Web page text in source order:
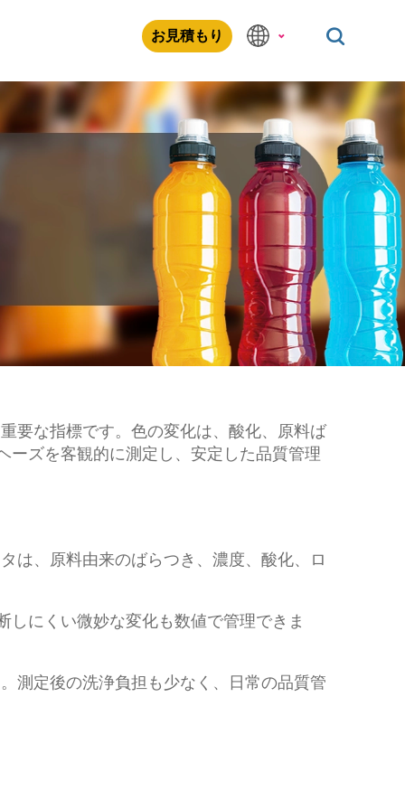
お見積もり
要な指標です。色の変化は、酸化、原料ば
ズを客観的に測定し、安定した品質管理
は、原料由来のばらつき、濃度、酸化、ロ
にくい微妙な変化も数値で管理できま
測定後の洗浄負担も少なく、日常の品質管